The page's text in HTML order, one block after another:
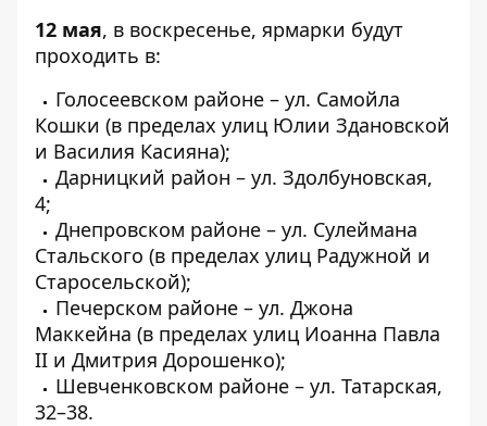
12 мая, в воскресенье, ярмарки будут
проходить в:
Голосеевском районе – ул. Самойла
Кошки (в пределах улиц Юлии Здановской
и Василия Касияна);
Дарницкий район – ул. Здолбуновская,
4;
Днепровском районе – ул. Сулеймана
Стальского (в пределах улиц Радужной и
Старосельской);
Печерском районе – ул. Джона
Маккейна (в пределах улиц Иоанна Павла
II и Дмитрия Дорошенко);
Шевченковском районе – ул. Татарская,
32–38.